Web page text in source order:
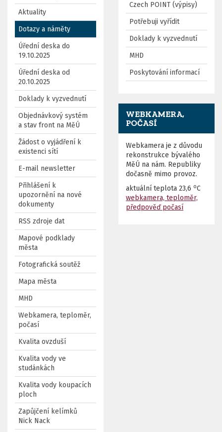
Aktuality
Dotazy a náměty
Úřední deska do
19.10.2025
Úřední deska od
20.10.2025
Doklady k vyzvednutí
Objednávkový systém
a stav front na MěÚ
Žádost o vyjádření k
existenci sítí
E-mail newsletter
Přihlášení k
upozornění na nové
dokumenty
RSS zdroje dat
Mapové podklady
města
Fotografická soutěž
Mapa města
MHD
Webkamera, teploměr,
počasí
Kvalita ovzduší
Kvalita vody ve
studánkách
Kvalita vody koupacích
ploch
Zapůjčení kelímků
Nick Nack
Czech POINT (výpisy)
Potřebuji vyřídit
Doklady k vyzvednutí
MHD
Poskytování informací
WEBKAMERA,
POČASÍ
Webkamera je z důvodu
rekonstrukce bývalého
MěÚ na nám. Republiky
dočasně mimo provoz.
aktuální teplota 23,6 oC
webkamera, teploměr,
předpověď počasí